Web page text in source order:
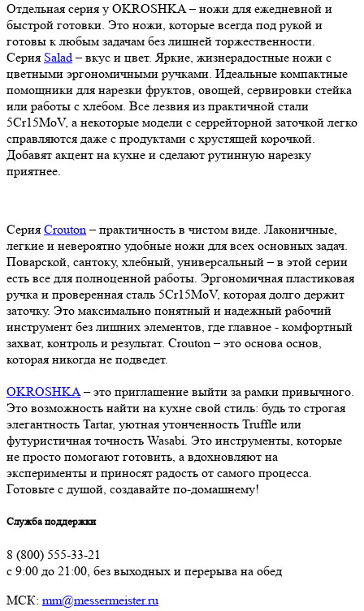
Отдельная серия у OKROSHKA – ножи для ежедневной и
быстрой готовки. Это ножи, которые всегда под рукой и
готовы к любым задачам без лишней торжественности.
Серия Salad– вкус и цвет. Яркие, жизнерадостные ножи с
цветными эргономичными ручками. Идеальные компактные
помощники для нарезки фруктов, овощей, сервировки стейка
или работы с хлебом. Все лезвия из практичной стали
5Cr15MoV, а некоторые модели с серрейторной заточкой легко
справляются даже с продуктами с хрустящей корочкой.
Добавят акцент на кухне и сделают рутинную нарезку
приятнее.
Серия Crouton– практичность в чистом виде. Лаконичные,
легкие и невероятно удобные ножи для всех основных задач.
Поварской, сантоку, хлебный, универсальный – в этой серии
есть все для полноценной работы. Эргономичная пластиковая
ручка и проверенная сталь 5Cr15MoV, которая долго держит
заточку. Это максимально понятный и надежный рабочий
инструмент без лишних элементов, где главное - комфортный
захват, контроль и результат. Crouton – это основа основ,
которая никогда не подведет.
OKROSHKA– это приглашение выйти за рамки привычного.
Это возможность найти на кухне свой стиль: будь то строгая
элегантность Tartar, уютная утонченность Truffle или
футуристичная точность Wasabi. Это инструменты, которые
не просто помогают готовить, а вдохновляют на
эксперименты и приносят радость от самого процесса.
Готовьте с душой, создавайте по-домашнему!
Служба поддержки
8 (800) 555-33-21
с 9:00 до 21:00, без выходных и перерыва на обед
МСК: mm@messermeister.ru